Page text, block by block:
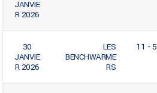
JANVIE
R 2026
30
JANVIE
R 2026
LES
BENCHWARME
RS
11 - 5